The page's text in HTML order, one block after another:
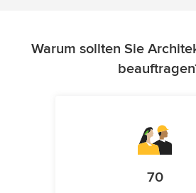
Warum sollten Sie
70